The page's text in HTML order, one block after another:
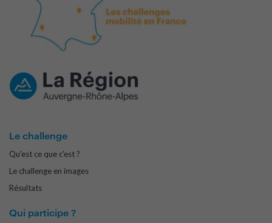
Le challenge
Qu'est ce que c'est ?
Le challenge en images
Résultats
Qui participe ?